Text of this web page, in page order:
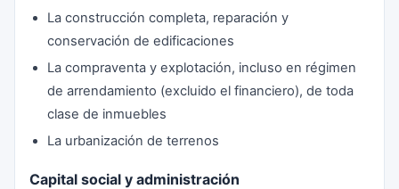
La construcción completa, reparación y
conservación de edificaciones
La compraventa y explotación, incluso en régimen
de arrendamiento (excluido el financiero), de toda
clase de inmuebles
La urbanización de terrenos
Capital social y administración